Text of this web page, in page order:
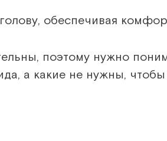
обеспечивая
поэтому нужно
а какие не нужны,